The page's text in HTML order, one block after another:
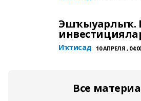
Эшҡыуарлыҡ.
Иҡтисад 10 АПРЕЛЯ ,
Все